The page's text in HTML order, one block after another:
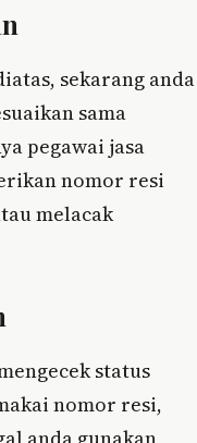
sekarang anda
sama
pegawai jasa
nomor resi
melacak
status
nomor resi,